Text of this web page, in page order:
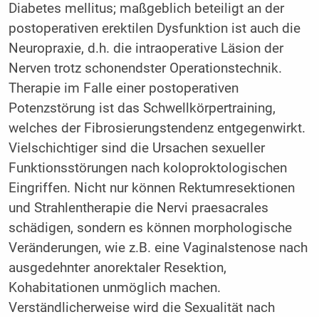
Diabetes mellitus; maßgeblich beteiligt an der
postoperativen erektilen Dysfunktion ist auch die
Neuropraxie, d.h. die intraoperative Läsion der
Nerven trotz schonendster Operationstechnik.
Therapie im Falle einer postoperativen
Potenzstörung ist das Schwellkörpertraining,
welches der Fibrosierungstendenz entgegenwirkt.
Vielschichtiger sind die Ursachen sexueller
Funktionsstörungen nach koloproktologischen
Eingriffen. Nicht nur können Rektumresektionen
und Strahlentherapie die Nervi praesacrales
schädigen, sondern es können morphologische
Veränderungen, wie z.B. eine Vaginalstenose nach
ausgedehnter anorektaler Resektion,
Kohabitationen unmöglich machen.
Verständlicherweise wird die Sexualität nach